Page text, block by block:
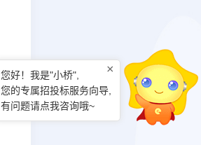
×
您好！我是"小桥",
您的专属招投标服务向导,
有问题请点我咨询哦~